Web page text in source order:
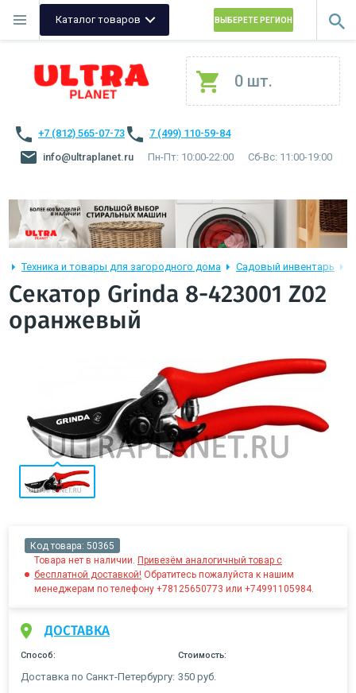
Каталог товаров ВЫБЕРЕТЕ РЕГИОН
0 шт.
+7 (812) 565-07-73
7 (499) 110-59-84
info@ultraplanet.ru
Пн-Пт: 10:00-22:00 Сб-Вс: 11:00-19:00
Техника и товары для загородного дома Садовый инвентарь
Секатор Grinda 8-423001 Z02
оранжевый
Код товара: 50365
Товара нет в наличии. Привезём аналогичный товар с
бесплатной доставкой! Обратитесь пожалуйста к нашим
менеджерам по телефону +78125650773 или +74991105984.
ДОСТАВКА
Способ: Стоимость:
Доставка по Санкт-Петербургу: 350 руб.